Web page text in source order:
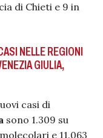
di Chieti e 9 in
NELLE REGIONI
GIULIA,
casi di
sono 1.309 su
e 11.063